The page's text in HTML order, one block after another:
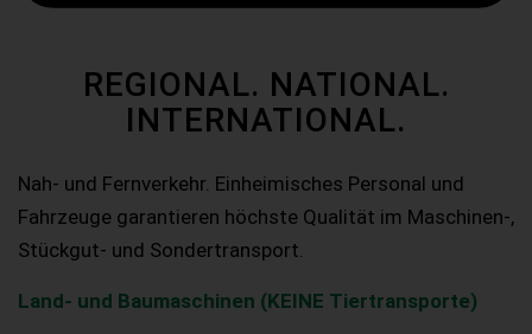
REGIONAL. NATIONAL.
INTERNATIONAL.
Nah- und Fernverkehr. Einheimisches Personal und
Fahrzeuge garantieren höchste Qualität im Maschinen-,
Stückgut- und Sondertransport.
Land- und Baumaschinen (KEINE Tiertransporte)